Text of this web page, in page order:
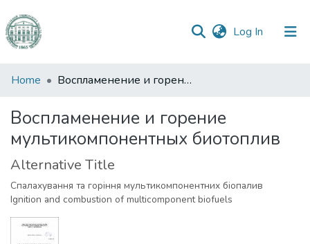
Log In (current)
Communities
Collections
All of DSpace
Home Воспламенение и горение мультикомпонентных биотоплив
Воспламенение и горение
мультикомпонентных биотоплив
Alternative Title
Спалахування та горіння мультикомпонентних біопалив
Ignition and combustion of multicomponent biofuels